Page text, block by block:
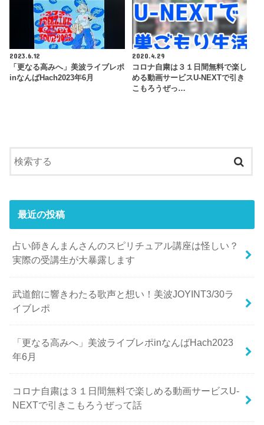
2023.6.12
「更なる高みへ」美波ライブレポ
inなんばHach2023年6月
2020.4.29
コロナ自粛は３１日間無料で楽し
める動画サービスU-NEXTで引き
こもろうぜっ…
最近の投稿
占い師きんまんさんのスピリチュアル講座は怪しい？
実際の受講生が大暴露します
武道館に響きわたる歌声と想い！美波JOYINT3/30ラ
イブレポ
「更なる高みへ」美波ライブレポinなんばHach2023
年6月
コロナ自粛は３１日間無料で楽しめる動画サービスU-
NEXTで引きこもろうぜって話